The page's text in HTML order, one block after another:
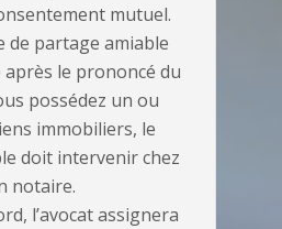
mutuel.
de partage amiable
le prononcé du
possédez un ou
immobiliers, le
doit intervenir chez
notaire.
l’avocat assignera